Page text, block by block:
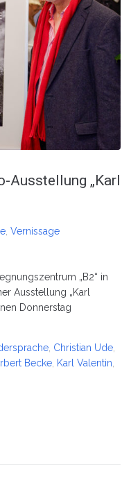
Ausstellung „Karl
Vernissage
„B2“ in
Ausstellung „Karl
Donnerstag
Christian Ude
Becke Karl Valentin